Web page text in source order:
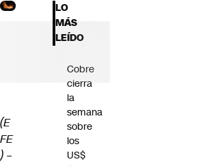
(E
FE
) –
LO
MÁS
LEÍDO
Cobre
cierra
la
semana
sobre
los
US$